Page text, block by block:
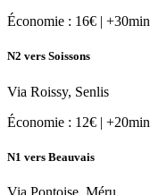
Économie : 16€ | +30min
N2 vers Soissons
Via Roissy, Senlis
Économie : 12€ | +20min
N1 vers Beauvais
Via Pontoise, Méru